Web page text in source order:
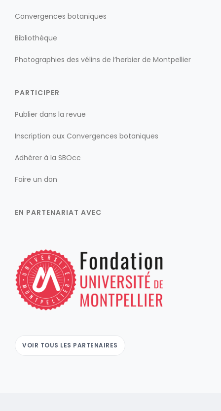
Convergences botaniques
Bibliothèque
Photographies des vélins de l’herbier de Montpellier
PARTICIPER
Publier dans la revue
Inscription aux Convergences botaniques
Adhérer à la SBOcc
Faire un don
EN PARTENARIAT AVEC
VOIR TOUS LES PARTENAIRES